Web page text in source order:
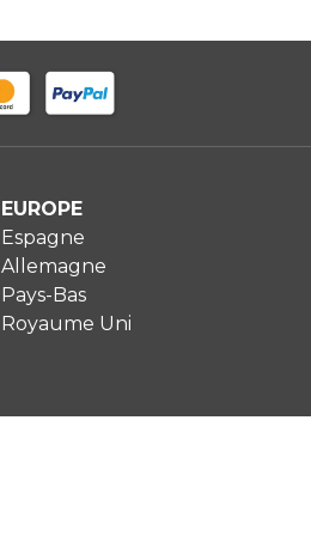
EUROPE
Espagne
Allemagne
Pays-Bas
Royaume Uni